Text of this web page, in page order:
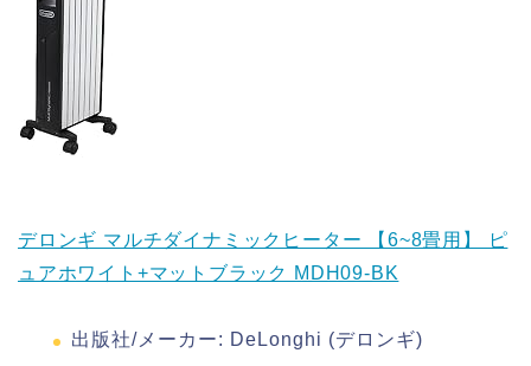
デロンギ マルチダイナミックヒーター 【6~8畳用】 ピ
ュアホワイト+マットブラック MDH09-BK
出版社/メーカー: DeLonghi (デロンギ)